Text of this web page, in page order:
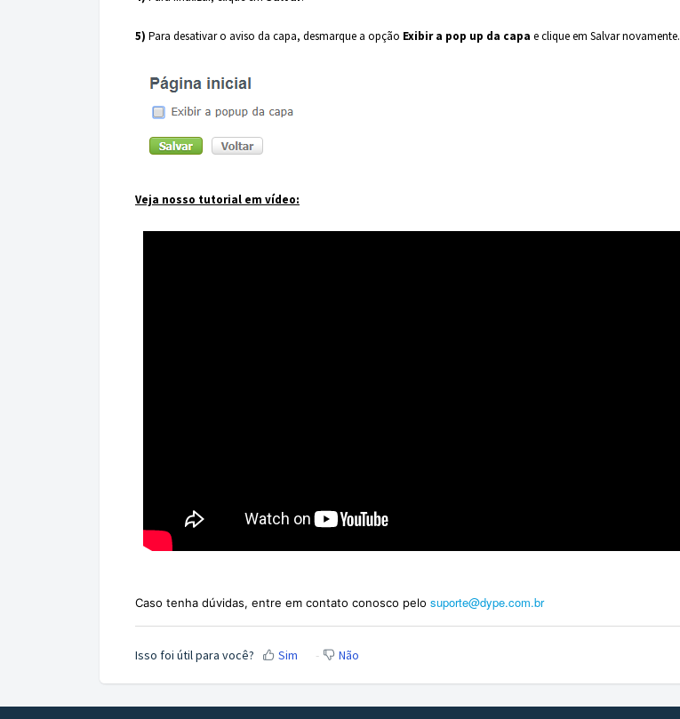
5) Para desativar o aviso da capa, desmarque a opção Exibir a pop up da capa e clique em Salvar novamente.
Veja nosso tutorial em vídeo:
Caso tenha dúvidas, entre em contato conosco pelo suporte@dype.com.br
Isso foi útil para você? Sim Não